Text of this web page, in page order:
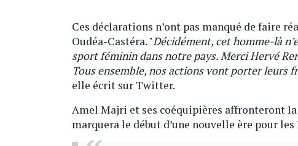
Ces déclarations n’ont pas manqué de faire
Oudéa-Castéra. "Décidément, cet homme-là
sport féminin dans notre pays. Merci Hervé
Tous ensemble, nos actions vont porter leurs
elle écrit sur Twitter.
Amel Majri et ses coéquipières affronteront
marquera le début d’une nouvelle ère pour les